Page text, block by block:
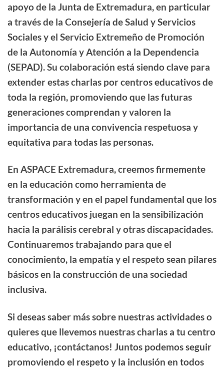
apoyo de la Junta de Extremadura, en particular
a través de la Consejería de Salud y Servicios
Sociales y el Servicio Extremeño de Promoción
de la Autonomía y Atención a la Dependencia
(SEPAD). Su colaboración está siendo clave para
extender estas charlas por centros educativos de
toda la región, promoviendo que las futuras
generaciones comprendan y valoren la
importancia de una convivencia respetuosa y
equitativa para todas las personas.
En ASPACE Extremadura, creemos firmemente
en la educación como herramienta de
transformación y en el papel fundamental que los
centros educativos juegan en la sensibilización
hacia la parálisis cerebral y otras discapacidades.
Continuaremos trabajando para que el
conocimiento, la empatía y el respeto sean pilares
básicos en la construcción de una sociedad
inclusiva.
Si deseas saber más sobre nuestras actividades o
quieres que llevemos nuestras charlas a tu centro
educativo, ¡contáctanos! Juntos podemos seguir
promoviendo el respeto y la inclusión en todos